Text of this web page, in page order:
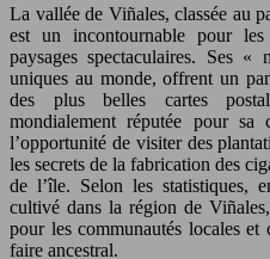
La vallée de Viñales, classée au
est un incontournable pour
paysages spectaculaires. Ses «
uniques au monde, offrent un
des plus belles cartes
mondialement réputée pour
l’opportunité de visiter des
les secrets de la fabrication des
de l’île. Selon les statistiques,
cultivé dans la région de
pour les communautés locales
faire ancestral.